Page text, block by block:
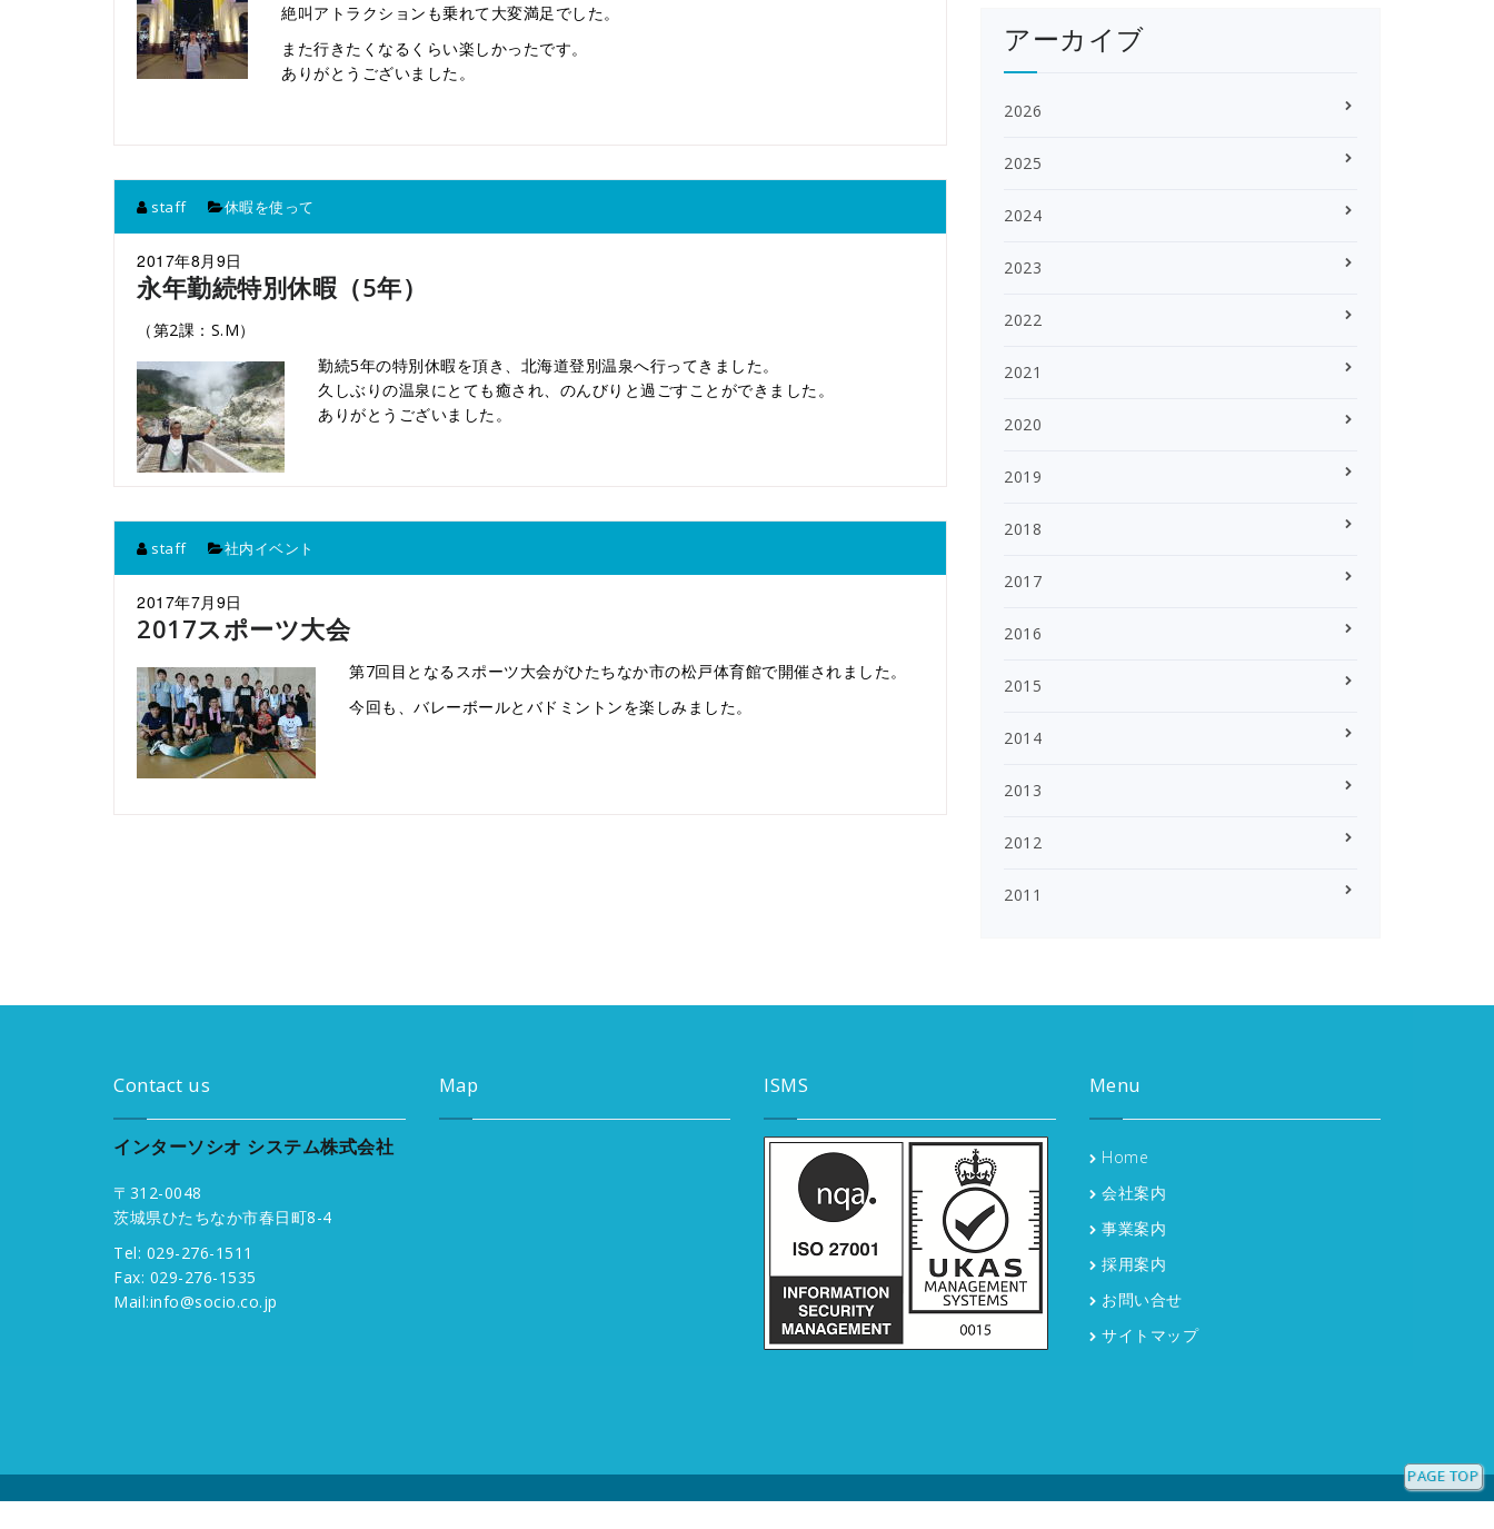
絶叫アトラクションも乗れて大変満足でした。
また行きたくなるくらい楽しかったです。
ありがとうございました。
staff 休暇を使って
2017年8月9日
永年勤続特別休暇（5年）
（第2課：S.M）
勤続5年の特別休暇を頂き、北海道登別温泉へ行ってきました。
久しぶりの温泉にとても癒され、のんびりと過ごすことができました。
ありがとうございました。
staff 社内イベント
2017年7月9日
2017スポーツ大会
第7回目となるスポーツ大会がひたちなか市の松戸体育館で開催されました。
今回も、バレーボールとバドミントンを楽しみました。
アーカイブ
2026
2025
2024
2023
2022
2021
2020
2019
2018
2017
2016
2015
2014
2013
2012
2011
Contact us
インターソシオ システム株式会社
〒312-0048
茨城県ひたちなか市春日町8-4
Tel: 029-276-1511
Fax: 029-276-1535
Mail:info@socio.co.jp
Map ISMS Menu
Home
会社案内
事業案内
採用案内
お問い合せ
サイトマップ
Copyright © Inter Socio System Corporation. All Rights Reserved.
PAGE TOP